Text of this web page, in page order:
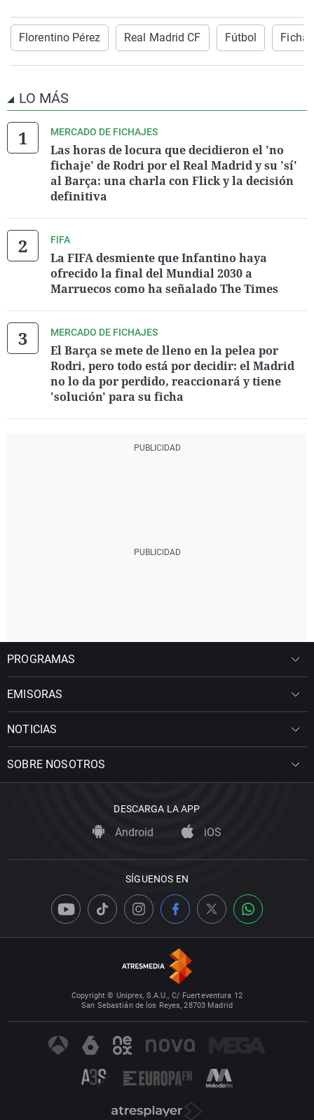
Florentino Pérez Real Madrid CF Fútbol
LO MÁS
MERCADO DE FICHAJES
Las horas de locura que decidieron el 'no
fichaje' de Rodri por el Real Madrid y su 'sí'
al Barça: una charla con Flick y la decisión
definitiva
FIFA
La FIFA desmiente que Infantino haya
ofrecido la final del Mundial 2030 a
Marruecos como ha señalado The Times
MERCADO DE FICHAJES
El Barça se mete de lleno en la pelea por
Rodri, pero todo está por decidir: el Madrid
no lo da por perdido, reaccionará y tiene
'solución' para su ficha
PROGRAMAS
EMISORAS
NOTICIAS
SOBRE NOSOTROS
DESCARGA LA APP
Android iOS
SÍGUENOS EN
Copyright © Uniprex, S.A.U., C/ Fuerteventura 12
San Sebastián de los Reyes, 28703 Madrid